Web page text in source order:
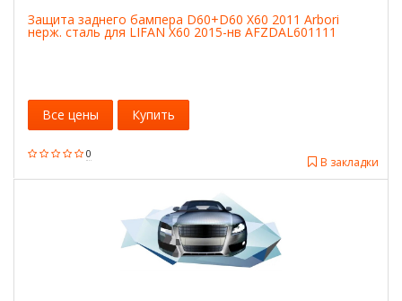
Защита заднего бампера D60+D60 X60 2011 Arbori
нерж. сталь для LIFAN X60 2015-нв AFZDAL601111
0
В закладки
Все цены Купить